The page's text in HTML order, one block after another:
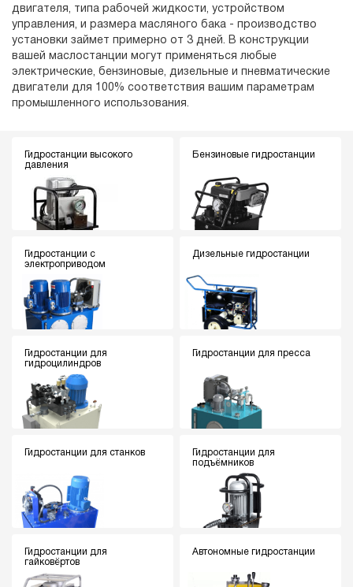
двигателя, типа рабочей жидкости, устройством
управления, и размера масляного бака - производство
установки займет примерно от 3 дней. В конструкции
вашей маслостанции могут применяться любые
электрические, бензиновые, дизельные и пневматические
двигатели для 100% соответствия вашим параметрам
промышленного использования.
Гидростанции высокого
давления
Бензиновые гидростанции
Гидростанции с
электроприводом
Дизельные гидростанции
Гидростанции для
гидроцилиндров
Гидростанции для пресса
Гидростанции для станков
Гидростанции для
подъёмников
Гидростанции для
гайковёртов
Автономные гидростанции